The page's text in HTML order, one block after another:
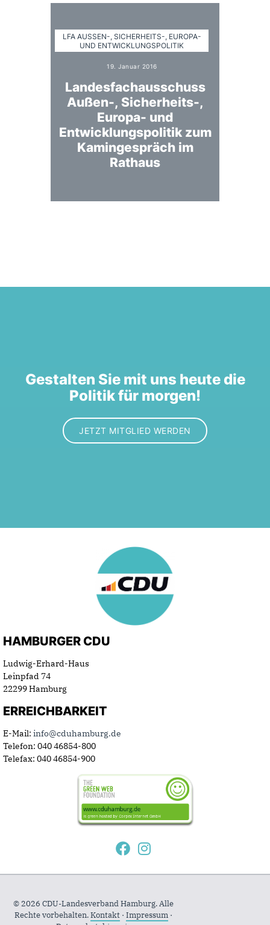
LFA AUSSEN-, SICHERHEITS-, EUROPA- U
ND ENTWICKLUNGSPOLITIK
19. Januar 2016
Landesfachausschuss
Außen-, Sicherheits-,
Europa- und
Entwicklungspolitik zum
Kamingespräch im
Rathaus
Gestalten Sie mit uns heute die
Politik für morgen!
JETZT MITGLIED WERDEN
HAMBURGER CDU
Ludwig-Erhard-Haus
Leinpfad 74
22299 Hamburg
ERREICHBARKEIT
E-Mail: info@cduhamburg.de
Telefon: 040 46854-800
Telefax: 040 46854-900
© 2026 CDU-Landesverband Hamburg. Alle
Rechte vorbehalten.Kontakt · Impressum ·